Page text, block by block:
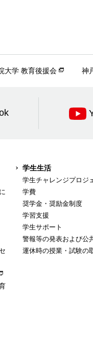
大学 教育後援会 神
学生生活
学生チャレンジプロジ
学費
奨学金・奨励金制度
学習支援
学生サポート
警報等の発表および公
運休時の授業・試験の